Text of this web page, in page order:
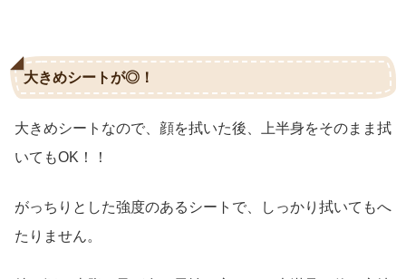
大きめシートが◎！
大きめシートなので、顔を拭いた後、上半身をそのまま拭
いてもOK！！
がっちりとした強度のあるシートで、しっかり拭いてもへ
たりません。